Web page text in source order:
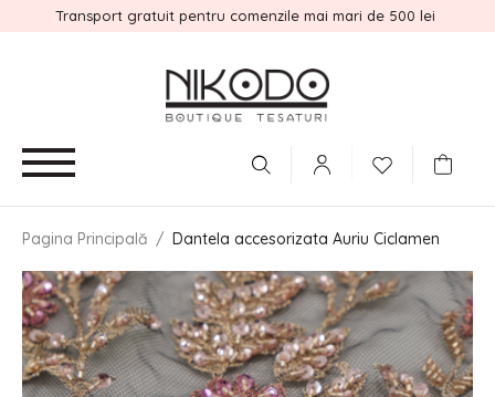
Transport gratuit pentru comenzile mai mari de 500 lei
Pagina Principală / Dantela accesorizata Auriu Ciclamen